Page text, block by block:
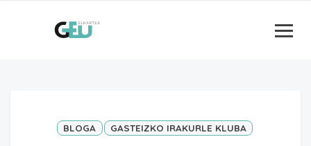
BLOGA GASTEIZKO IRAKURLE KLUBA